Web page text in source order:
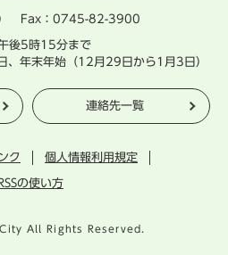
Fax：0745-82-3900
後5時15分まで
年末年始（12月29日から1月3日）
連絡先一覧
ク 個人情報利用規定
RSSの使い方
All Rights Reserved.